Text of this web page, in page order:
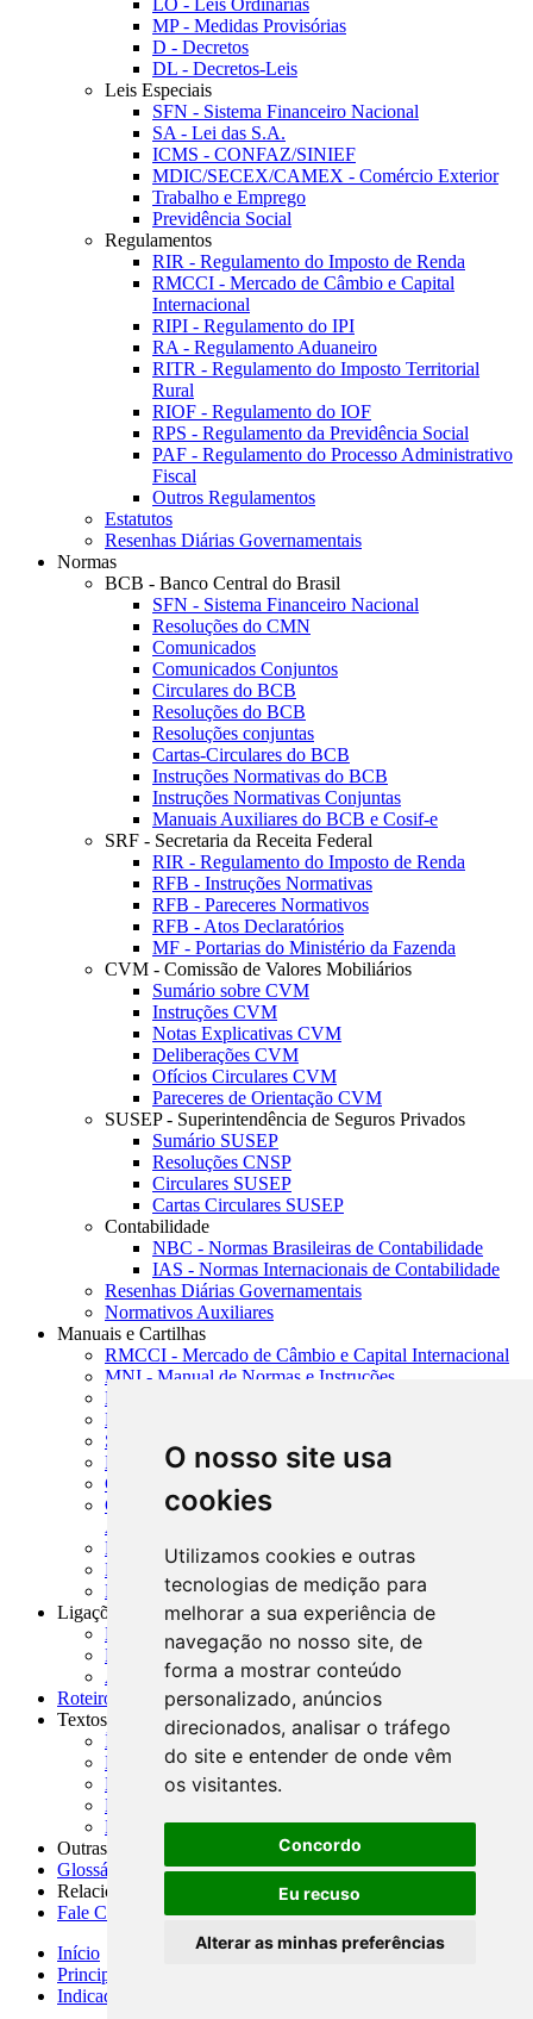
O nosso site usa
cookies
Utilizamos cookies e outras
tecnologias de medição para
melhorar a sua experiência de
navegação no nosso site, de
forma a mostrar conteúdo
personalizado, anúncios
direcionados, analisar o tráfego
do site e entender de onde vêm
os visitantes.
Concordo
Eu recuso
Alterar as minhas preferências
MP - Medidas Provisórias
D - Decretos
DL - Decretos-Leis
Leis Especiais
SFN - Sistema Financeiro Nacional
SA - Lei das S.A.
ICMS - CONFAZ/SINIEF
MDIC/SECEX/CAMEX - Comércio Exterior
Trabalho e Emprego
Previdência Social
Regulamentos
RIR - Regulamento do Imposto de Renda
RMCCI - Mercado de Câmbio e Capital
Internacional
RIPI - Regulamento do IPI
RA - Regulamento Aduaneiro
RITR - Regulamento do Imposto Territorial
Rural
RIOF - Regulamento do IOF
RPS - Regulamento da Previdência Social
PAF - Regulamento do Processo Administrativo
Fiscal
Outros Regulamentos
Estatutos
Resenhas Diárias Governamentais
Normas
BCB - Banco Central do Brasil
SFN - Sistema Financeiro Nacional
Resoluções do CMN
Comunicados
Comunicados Conjuntos
Circulares do BCB
Resoluções do BCB
Resoluções conjuntas
Cartas-Circulares do BCB
Instruções Normativas do BCB
Instruções Normativas Conjuntas
Manuais Auxiliares do BCB e Cosif-e
SRF - Secretaria da Receita Federal
RIR - Regulamento do Imposto de Renda
RFB - Instruções Normativas
RFB - Pareceres Normativos
RFB - Atos Declaratórios
MF - Portarias do Ministério da Fazenda
CVM - Comissão de Valores Mobiliários
Sumário sobre CVM
Instruções CVM
Notas Explicativas CVM
Deliberações CVM
Ofícios Circulares CVM
Pareceres de Orientação CVM
SUSEP - Superintendência de Seguros Privados
Sumário SUSEP
Resoluções CNSP
Circulares SUSEP
Cartas Circulares SUSEP
Contabilidade
NBC - Normas Brasileiras de Contabilidade
IAS - Normas Internacionais de Contabilidade
Resenhas Diárias Governamentais
Normativos Auxiliares
Manuais e Cartilhas
RMCCI - Mercado de Câmbio e Capital Internacional
MNI - Manual de Normas e Instruções
MTVM - Manual de Títulos e Valores Mobiliários
MCR - Manual de Crédito Rural
SISORF - Manual de Organização do SFN
MASUP - Manual de Supervisão Bancária
CADOC - Catálogo de Documentos
CNAE-CONCLA - Classificação Nacional de
Atividades Econômicas
PMF - Cartilhas do BCB
Manuais Auxiliares do BCB e Cosif-e
Resenhas Diárias Governamentais
Ligações Externas
Links Úteis
Presidência da República
Agências Nacionais Reguladoras
Roteiros para Estudos
Textos
Índice de Textos
Editorial
Monografias
Na Imprensa
Fórum de Discussão
Outras ferramentas
Glossário
Relacionamento
Fale Conosco
Início
Principais notícias
Indicadores